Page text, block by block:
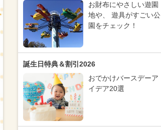
お財布にやさしい遊園
地や、 遊具がすごい公
園をチェック！
誕生日特典＆割引2026
おでかけバースデーア
イデア20選